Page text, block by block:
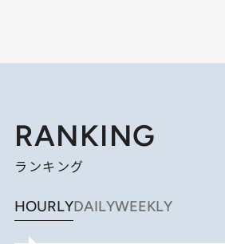
RANKING
ランキング
HOURLYDAILYWEEKLY